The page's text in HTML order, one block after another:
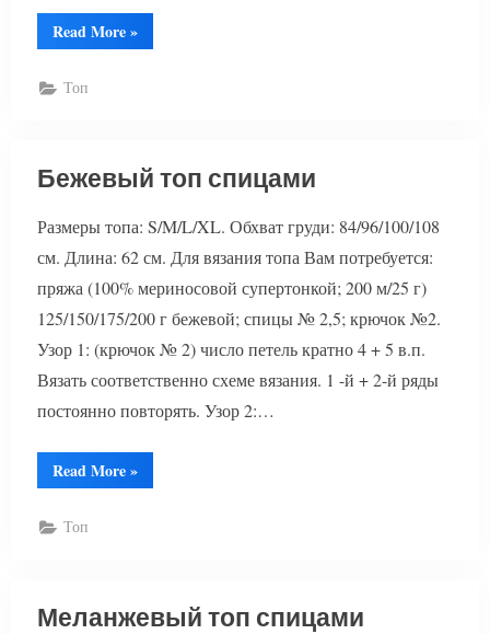
Read More“Черный
топ
»
Топ
Бежевый топ спицами
Размеры топа: S/M/L/XL. Обхват груди: 84/96/100/108
см. Длина: 62 см. Для вязания топа Вам потребуется:
пряжа (100% мериносовой супертонкой; 200 м/25 г)
125/150/175/200 г бежевой; спицы № 2,5; крючок №2.
Узор 1: (крючок № 2) число петель кратно 4 + 5 в.п.
Вязать соответственно схеме вязания. 1 -й + 2-й ряды
постоянно повторять. Узор 2:…
Read More“Бежевый
топ
»
Топ
Меланжевый топ спицами